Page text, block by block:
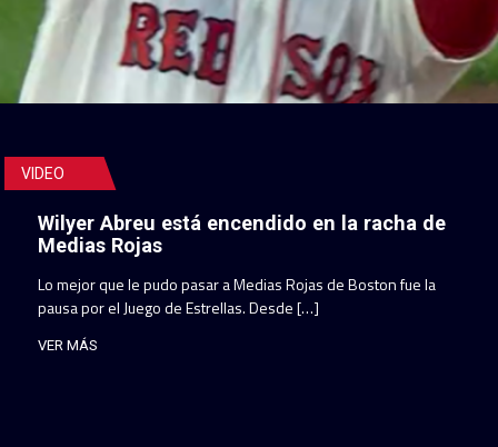
VIDEO
Wilyer Abreu está encendido en la racha de
Medias Rojas
Lo mejor que le pudo pasar a Medias Rojas de Boston fue la
pausa por el Juego de Estrellas. Desde […]
VER MÁS